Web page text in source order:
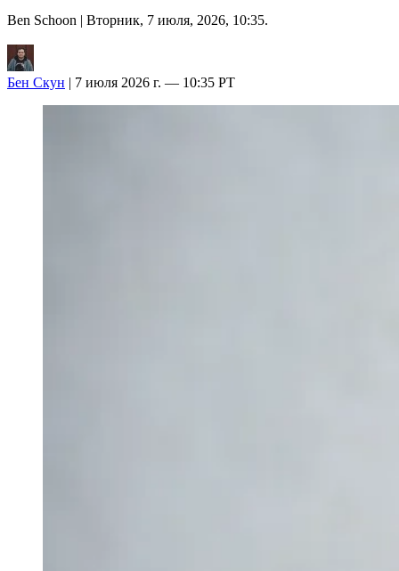
Ben Schoon | Вторник, 7 июля, 2026, 10:35.
Бен Скун | 7 июля 2026 г. — 10:35 PT